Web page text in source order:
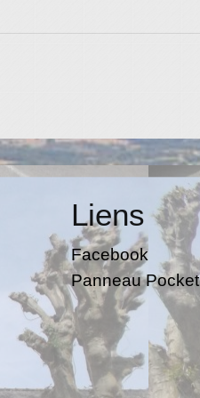
Liens
Facebook
Panneau Pocket